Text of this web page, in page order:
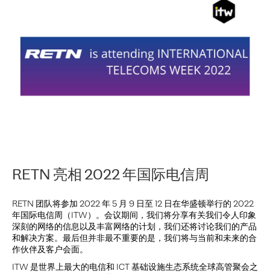
RETN 亮相 2022 年国际电信周
RETN 团队将参加 2022 年 5 月 9 日至 12 日在华盛顿举行的 2022
年国际电信周（ITW）。会议期间，我们将分享有关我们令人印象
深刻的网络的信息以及丰富网络的计划，我们还将讨论我们的产品
和解决方案。最后但并非最不重要的是，我们将与当前和未来的合
作伙伴及客户会面。
ITW 是世界上最大的电信和 ICT 基础设施生态系统全球高管聚会之